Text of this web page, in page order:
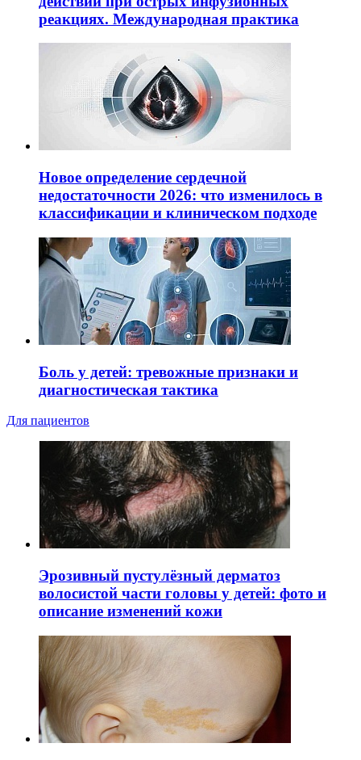
реакциях. Международная практика
Новое определение сердечной
недостаточности 2026: что изменилось в
классификации и клиническом подходе
Боль у детей: тревожные признаки и
диагностическая тактика
Для пациентов
Эрозивный пустулёзный дерматоз
волосистой части головы у детей: фото и
описание изменений кожи